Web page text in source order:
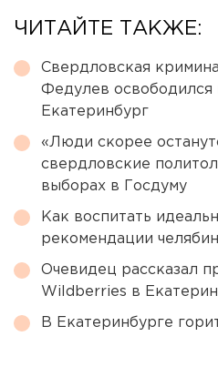
ЧИТАЙТЕ ТАКЖЕ:
Свердловская
Федулев освободился
Екатеринбург
«Люди скорее
свердловские
выборах в Госдуму
Как воспитать
рекомендации
Очевидец рассказал
Wildberries в
В Екатеринбурге